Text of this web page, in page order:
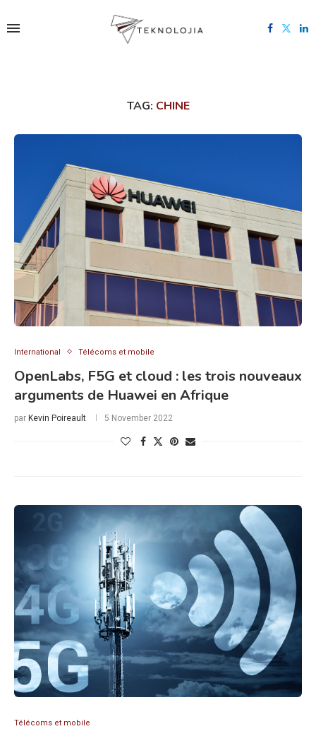
TAG: CHINE
International Télécoms et mobile
OpenLabs, F5G et cloud : les trois nouveaux
arguments de Huawei en Afrique
par Kevin Poireault 5 November 2022
Télécoms et mobile